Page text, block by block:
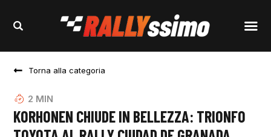
Torna alla categoria
2 MIN
KORHONEN CHIUDE IN BELLEZZA: TRIONFO